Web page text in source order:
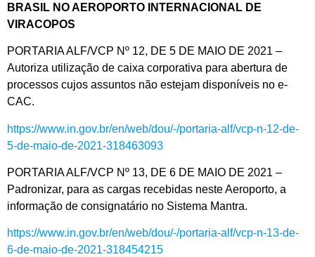
BRASIL NO AEROPORTO INTERNACIONAL DE
VIRACOPOS
PORTARIA ALF/VCP Nº 12, DE 5 DE MAIO DE 2021 –
Autoriza utilização de caixa corporativa para abertura de
processos cujos assuntos não estejam disponíveis no e-
CAC.
https://www.in.gov.br/en/web/dou/-/portaria-alf/vcp-n-12-de-
5-de-maio-de-2021-318463093
PORTARIA ALF/VCP Nº 13, DE 6 DE MAIO DE 2021 –
Padronizar, para as cargas recebidas neste Aeroporto, a
informação de consignatário no Sistema Mantra.
https://www.in.gov.br/en/web/dou/-/portaria-alf/vcp-n-13-de-
6-de-maio-de-2021-318454215